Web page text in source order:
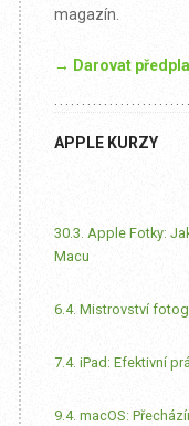
magazín.
→ Darovat
APPLE KURZY
30.3. Apple Fotky:
Macu
6.4. Mistrovství
7.4. iPad: Efektivní
9.4. macOS: